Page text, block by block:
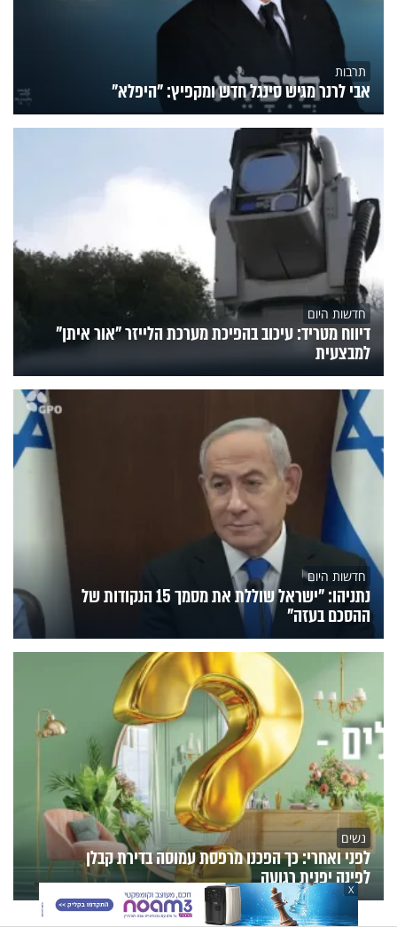
תרבות
אבי לרנר מגיש סינגל חדש ומקפיץ: "היפלא"
חדשות היום
דיווח מטריד: עיכוב בהפיכת מערכת הלייזר "אור איתן"
למבצעית
חדשות היום
נתניהו: "ישראל שוללת את מסמך 15 הנקודות של
ההסכם בעזה"
נשים
לפני ואחרי: כך הפכנו מרפסת עמוסה בדירת קבלן
לפינה יפנית רגועה
X